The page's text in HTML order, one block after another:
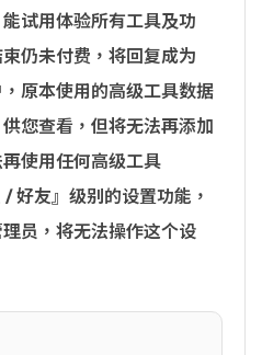
试用体验所有工具及功
仍未付费，将回复成为
，原本使用的高级工具数据
您查看，但将无法再添加
使用任何高级工具
好友』级别的设置功能，
员，将无法操作这个设